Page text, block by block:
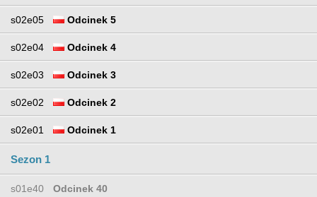
s02e05 Odcinek 5
s02e04 Odcinek 4
s02e03 Odcinek 3
s02e02 Odcinek 2
s02e01 Odcinek 1
Sezon 1
s01e40 Odcinek 40